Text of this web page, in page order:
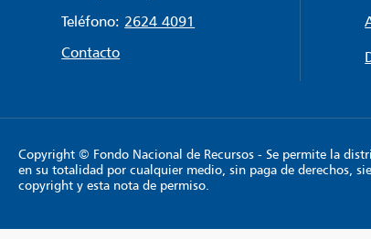
Teléfono: 2624 4091
Contacto
Copyright © Fondo Nacional de Recursos - Se permite la
en su totalidad por cualquier medio, sin paga de derechos,
copyright y esta nota de permiso.